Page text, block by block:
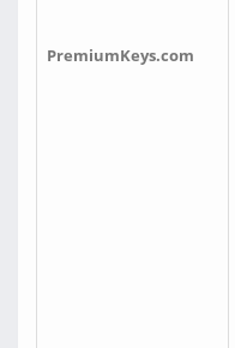
PremiumKeys.com